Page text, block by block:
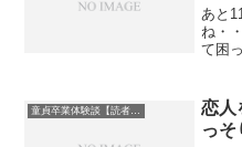
あと
ね・
て困
にな
童貞卒業体験談【読者投稿】
恋人
っそ